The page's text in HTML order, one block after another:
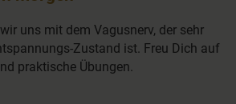
uns mit dem Vagusnerv, der sehr
Zustand ist. Freu Dich auf
praktische Übungen.